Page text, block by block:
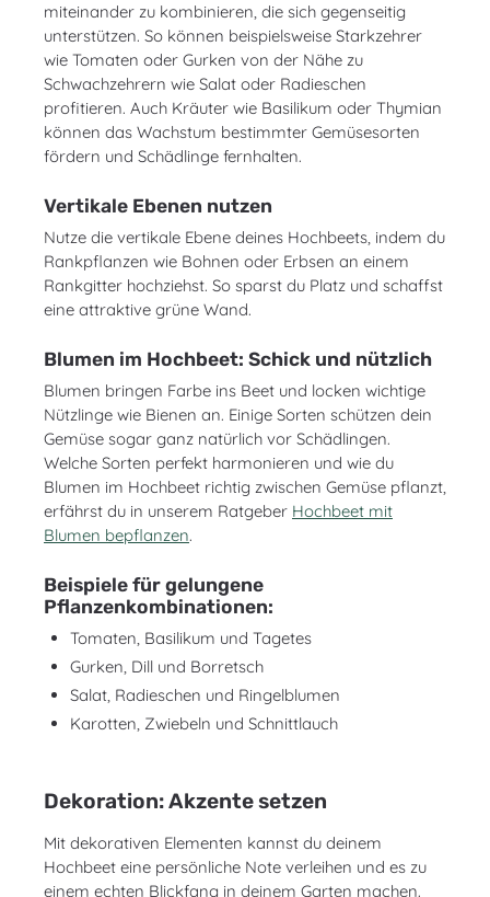
miteinander zu kombinieren, die sich gegenseitig
unterstützen. So können beispielsweise Starkzehrer
wie Tomaten oder Gurken von der Nähe zu
Schwachzehrern wie Salat oder Radieschen
profitieren. Auch Kräuter wie Basilikum oder Thymian
können das Wachstum bestimmter Gemüsesorten
fördern und Schädlinge fernhalten.
Vertikale Ebenen nutzen
Nutze die vertikale Ebene deines Hochbeets, indem du
Rankpflanzen wie Bohnen oder Erbsen an einem
Rankgitter hochziehst. So sparst du Platz und schaffst
eine attraktive grüne Wand.
Blumen im Hochbeet: Schick und nützlich
Blumen bringen Farbe ins Beet und locken wichtige
Nützlinge wie Bienen an. Einige Sorten schützen dein
Gemüse sogar ganz natürlich vor Schädlingen.
Welche Sorten perfekt harmonieren und wie du
Blumen im Hochbeet richtig zwischen Gemüse pflanzt,
erfährst du in unserem Ratgeber Hochbeet mit
Blumen bepflanzen.
Beispiele für gelungene
Pflanzenkombinationen:
Tomaten, Basilikum und Tagetes
Gurken, Dill und Borretsch
Salat, Radieschen und Ringelblumen
Karotten, Zwiebeln und Schnittlauch
Dekoration: Akzente setzen
Mit dekorativen Elementen kannst du deinem
Hochbeet eine persönliche Note verleihen und es zu
einem echten Blickfang in deinem Garten machen.